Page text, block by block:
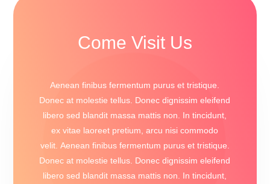
Come Visit Us
Aenean finibus fermentum purus et tristique.
Donec at molestie tellus. Donec dignissim eleifend
libero sed blandit massa mattis non. In tincidunt,
ex vitae laoreet pretium, arcu nisi commodo
velit. Aenean finibus fermentum purus et tristique.
Donec at molestie tellus. Donec dignissim eleifend
libero sed blandit massa mattis non. In tincidunt,